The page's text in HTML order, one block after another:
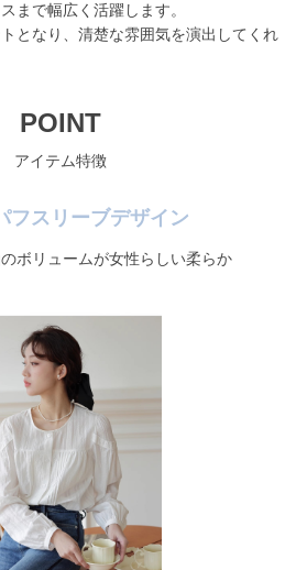
まで幅広く活躍します。
となり、清楚な雰囲気を演出してくれ
POINT
アイテム特徴
フスリーブデザイン
ボリュームが女性らしい柔らか